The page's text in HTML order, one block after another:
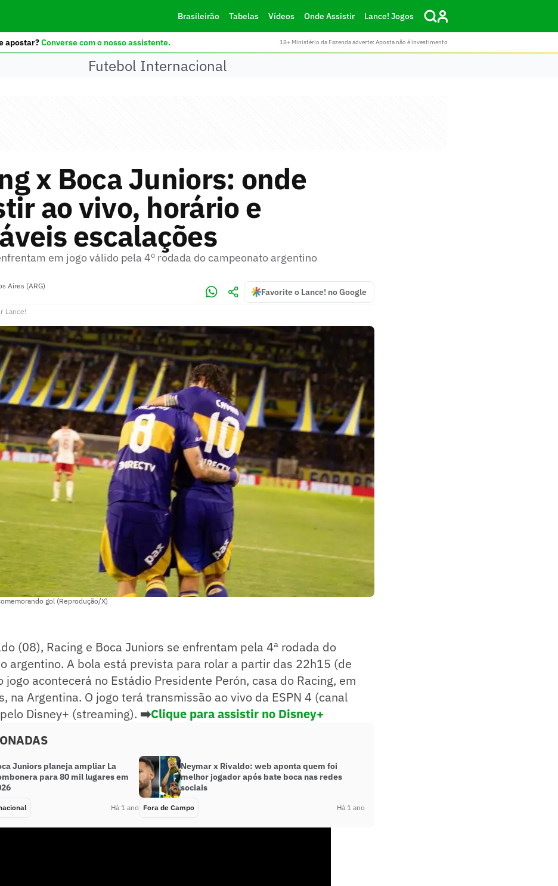
Brasileirão Tabelas Vídeos Onde Assistir Lance! Jogos
apostar?Converse com o nosso assistente. 18+ Ministério da Fazenda adverte: Aposta não é investimento
Futebol Internacional
x Boca Juniors: onde
ao vivo, horário e
escalações
em jogo válido pela 4º rodada do campeonato argentino
Aires (ARG)
Favorite o Lance! no Google
Lance!
gol (Reprodução/X)
(08), Racing e Boca Juniors se enfrentam pela 4ª rodada do
argentino. A bola está prevista para rolar a partir das 22h15 (de
jogo acontecerá no Estádio Presidente Perón, casa do Racing, em
na Argentina. O jogo terá transmissão ao vivo da ESPN 4 (canal
Disney+ (streaming). ➡️Clique para assistir no Disney+
Juniors planeja ampliar La
para 80 mil lugares em
Há 1 ano
Neymar x Rivaldo: web aponta quem foi
melhor jogador após bate boca nas redes
sociais
Fora de Campo Há 1 ano